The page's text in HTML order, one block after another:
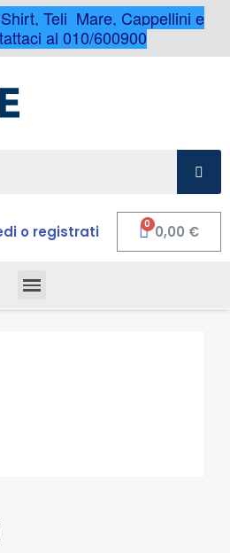
Teli Mare, Cappellini e
al 010/600900
o registrati 0,00 €